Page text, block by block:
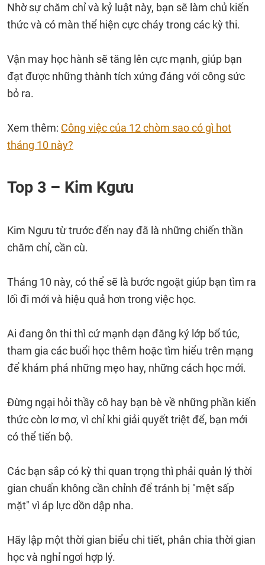
Nhờ sự chăm chỉ và kỷ luật này, bạn sẽ làm chủ kiến
thức và có màn thể hiện cực cháy trong các kỳ thi.
Vận may học hành sẽ tăng lên cực mạnh, giúp bạn
đạt được những thành tích xứng đáng với công sức
bỏ ra.
Xem thêm: Công việc của 12 chòm sao có gì hot
tháng 10 này?
Top 3 – Kim Kgưu
Kim Ngưu từ trước đến nay đã là những chiến thần
chăm chỉ, cần cù.
Tháng 10 này, có thể sẽ là bước ngoặt giúp bạn tìm ra
lối đi mới và hiệu quả hơn trong việc học.
Ai đang ôn thi thì cứ mạnh dạn đăng ký lớp bổ túc,
tham gia các buổi học thêm hoặc tìm hiểu trên mạng
để khám phá những mẹo hay, những cách học mới.
Đừng ngại hỏi thầy cô hay bạn bè về những phần kiến
thức còn lơ mơ, vì chỉ khi giải quyết triệt để, bạn mới
có thể tiến bộ.
Các bạn sắp có kỳ thi quan trọng thì phải quản lý thời
gian chuẩn không cần chỉnh để tránh bị "mệt sấp
mặt" vì áp lực dồn dập nha.
Hãy lập một thời gian biểu chi tiết, phân chia thời gian
học và nghỉ ngơi hợp lý.